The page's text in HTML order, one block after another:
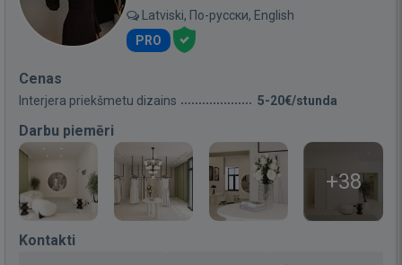
Latviski, По-русски, English
PRO
Cenas
Interjera priekšmetu dizains 5-20€/stunda
Darbu piemēri
+38
Kontakti